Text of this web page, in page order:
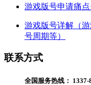
游戏版号申请痛
游戏版号详解（
号周期等）
联系方式
全国服务热线： 1337-